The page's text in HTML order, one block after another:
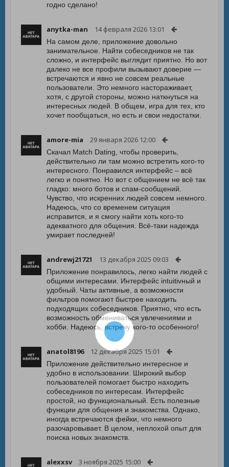
годно сделано!
anytka-man 14 февраля 2026 13:01
На самом деле, приложение довольно
занимательное. Найти собеседников не так
сложно, и интерфейс выглядит приятно. Но вот
далеко не все профили вызывают доверие —
встречаются и явно не совсем реальные
пользователи. Это немного настораживает,
хотя, с другой стороны, можно наткнуться на
интересных людей. В общем, игра для тех, кто
хочет пообщаться, но есть и свои недостатки.
amore-mia 29 января 2026 12:00
Скачал Match Dating, чтобы проверить,
действительно ли там можно встретить кого-то
интересного. Понравился интерфейс – всё
легко и понятно. Но вот с общением не всё так
гладко: много ботов и спам-сообщений.
Чувство, что искренних людей совсем немного.
Надеюсь, что со временем ситуация
исправится, и я смогу найти хоть кого-то
адекватного для общения. Всё-таки надежда
умирает последней!
andrewj21721 13 декабря 2025 09:03
Приложение понравилось, легко найти людей с
общими интересами. Интерфейс intuitivный и
удобный. Чаты активные, а возможности
фильтров помогают быстрее находить
подходящих собеседников. Приятно, что есть
возможность обмениваться увлечениями и
хобби. Надеюсь, встречу кого-то особенного!
anatol8196 12 декабря 2025 15:01
Приложение действительно интересное и
удобно в использовании. Широкий выбор
пользователей помогает быстро находить
собеседников по интересам. Интерфейс
простой, но функциональный. Есть полезные
функции для общения и знакомства. Однако,
иногда встречаются фейки, что немного
разочаровывает. В целом, неплохой опыт для
поиска новых знакомств.
alexxsv 3 ноября 2025 15:00